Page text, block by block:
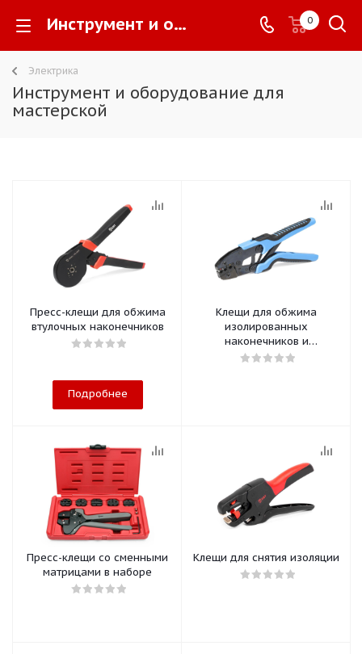
Инструмент и оборудование для мастерской - 0
Электрика
Инструмент и оборудование для
мастерской
Пресс-клещи для обжима
втулочных наконечников
Подробнее
Клещи для обжима
изолированных
наконечников и
соединителей
Пресс-клещи со сменными
матрицами в наборе
Клещи для снятия изоляции